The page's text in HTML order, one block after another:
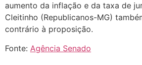
aumento da inflação e da taxa de
Cleitinho (Republicanos-MG)
contrário à proposição.
Fonte: Agência Senado